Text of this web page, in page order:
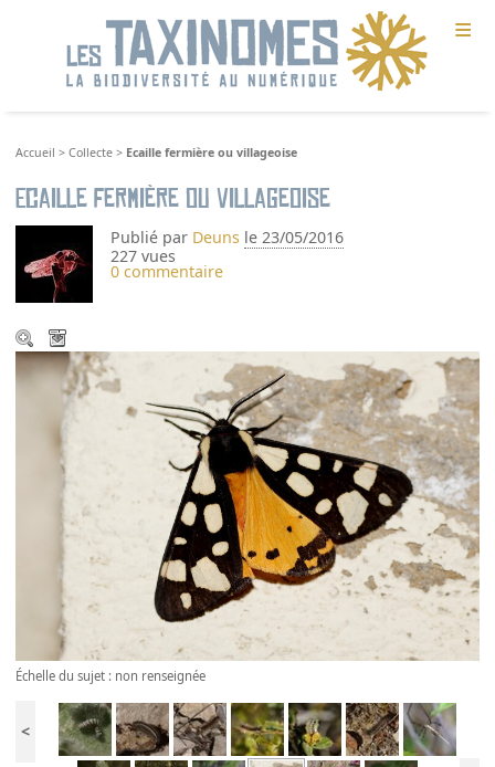
≡
Accueil >Collecte > Ecaille fermière ou villageoise
Ecaille fermière ou villageoise
Publié par Deuns le 23/05/2016
227 vues
0 commentaire
Échelle du sujet : non renseignée
<